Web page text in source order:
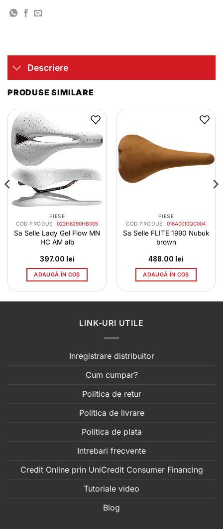
Descriere
PRODUSE SIMILARE
PIESE
COD PRODUS: 022H6290HB005
Sa Selle Lady Gel Flow MN
HC AM alb
397.00 lei
ADAUGĂ ÎN COȘ
PIESE
COD PRODUS: 016A0010QC004
Sa Selle FLITE 1990 Nubuk
brown
488.00 lei
ADAUGĂ ÎN COȘ
LINK-URI UTILE
Inregistrare distribuitor
Cum cumpar?
Politica de retur
Politica de livrare
Politica de plata
Intrebari frecvente
Credit Online prin UniCredit Consumer Financing
Tutoriale video
Blog